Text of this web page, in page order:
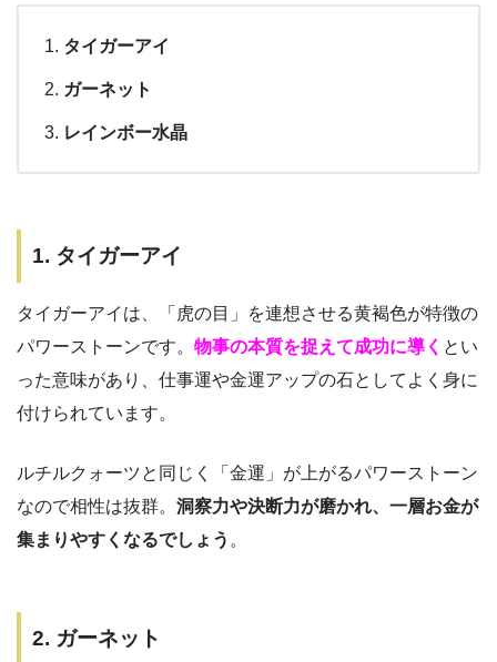
タイガーアイ
ガーネット
レインボー水晶
1. タイガーアイ
タイガーアイは、「虎の目」を連想させる黄褐色が特徴の
パワーストーンです。 物事の本質を捉えて成功に導く とい
った意味があり、仕事運や金運アップの石としてよく身に
付けられています。
ルチルクォーツと同じく「金運」が上がるパワーストーン
なので相性は抜群。 洞察力や決断力が磨かれ、一層お金が
集まりやすくなるでしょう 。
2. ガーネット